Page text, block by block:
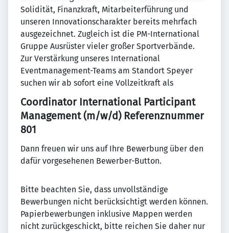
Solidität, Finanzkraft, Mitarbeiterführung und
unseren Innovationscharakter bereits mehrfach
ausgezeichnet. Zugleich ist die PM-International
Gruppe Ausrüster vieler großer Sportverbände.
Zur Verstärkung unseres International
Eventmanagement-Teams am Standort Speyer
suchen wir ab sofort eine Vollzeitkraft als
Coordinator International Participant
Management (m/w/d) Referenznummer
801
Dann freuen wir uns auf Ihre Bewerbung über den
dafür vorgesehenen Bewerber-Button.
Bitte beachten Sie, dass unvollständige
Bewerbungen nicht berücksichtigt werden können.
Papierbewerbungen inklusive Mappen werden
nicht zurückgeschickt, bitte reichen Sie daher nur